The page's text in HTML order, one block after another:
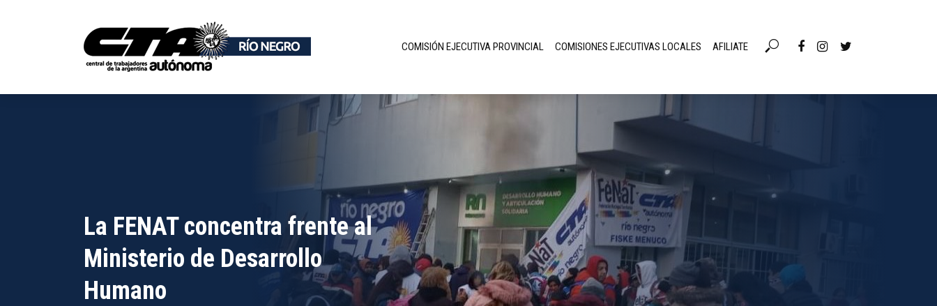
COMISIÓN EJECUTIVA PROVINCIAL COMISIONES EJECUTIVAS LOCALES AFILIATE
La FENAT concentra frente al
Ministerio de Desarrollo
Humano